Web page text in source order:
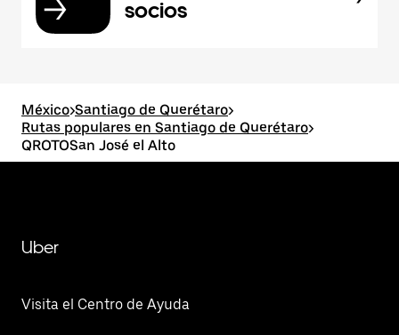
socios
México>Santiago de Querétaro>
Rutas populares en Santiago de Querétaro>
QROTOSan José el Alto
Uber
Visita el Centro de Ayuda